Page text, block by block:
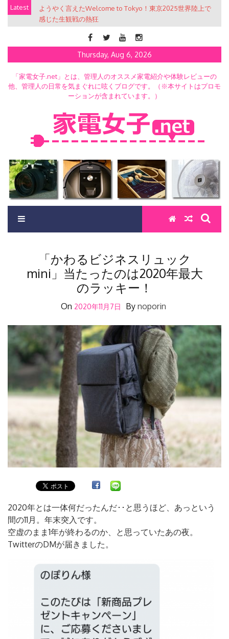
SkipLatest
ようやく言えたWelcome to Tokyo！東京2025世界陸上で
感じた生観戦の熱狂
Thursday, Aug 6, 2026
「家電女子.net」とは、管理人のオススメ家電紹介や体験レビューの
他、管理人の日常を気まぐれに呟くブログです。（※本サイトはプロモ
ーションが含まれています。）
「かわるビジネスリュック
mini」当たったのは2020年最大
のラッキー！
On 2020年11月7日 By noporin
2020年とは一体何だったんだ･･と思うほど、あっという
間の11月。年末突入です。
空虚のまま1年が終わるのか、と思っていたあの夜。
TwitterのDMが届きました。